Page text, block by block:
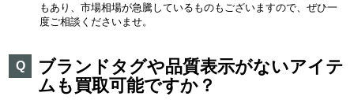
もあり、市場相場が急騰しているものもございますので、ぜひ一
度ご相談くださいませ。
Q
ブランドタグや品質表示がないアイテ
ムも買取可能ですか？